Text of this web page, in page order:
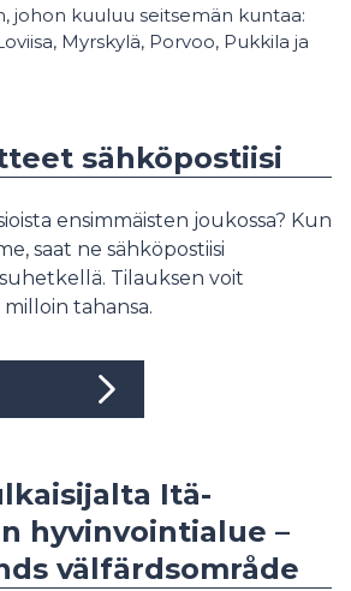
johon kuuluu seitsemän kuntaa:
Myrskylä, Porvoo, Pukkila ja
sähköpostiisi
ensimmäisten joukossa? Kun
saat ne sähköpostiisi
Tilauksen voit
tahansa.
Itä-
hyvinvointialue –
välfärdsområde